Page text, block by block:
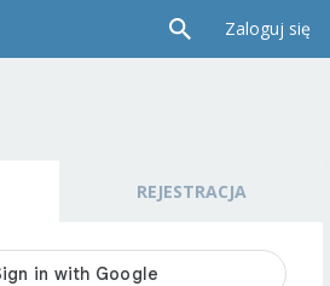
Zaloguj się
REJESTRACJA